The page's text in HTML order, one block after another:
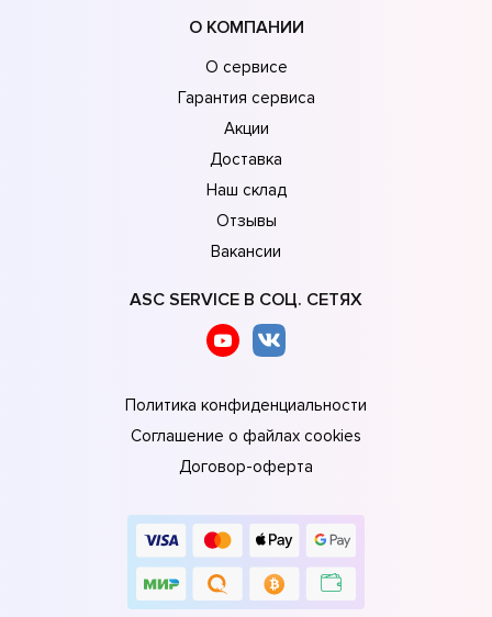
О КОМПАНИИ
О сервисе
Гарантия сервиса
Акции
Доставка
Наш склад
Отзывы
Вакансии
ASC SERVICE В СОЦ. СЕТЯХ
Политика конфиденциальности
Соглашение о файлах cookies
Договор-оферта